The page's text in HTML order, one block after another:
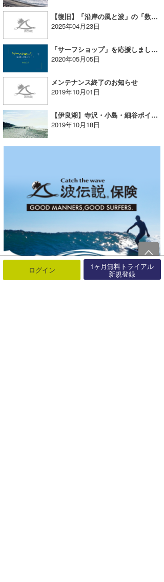
【復旧】「沿岸の風と波」の「数値予報」の表示不具合について
2025年04月23日
「サーフショップ」を応援しましょう！！
2020年05月05日
メンテナンス終了のお知らせ
2019年10月01日
【伊良湖】寺沢・小島・細谷ポイントにて20日にビーチクリーン開催！
2019年10月18日
ログイン 1ヶ月無料トライアル
新規登録